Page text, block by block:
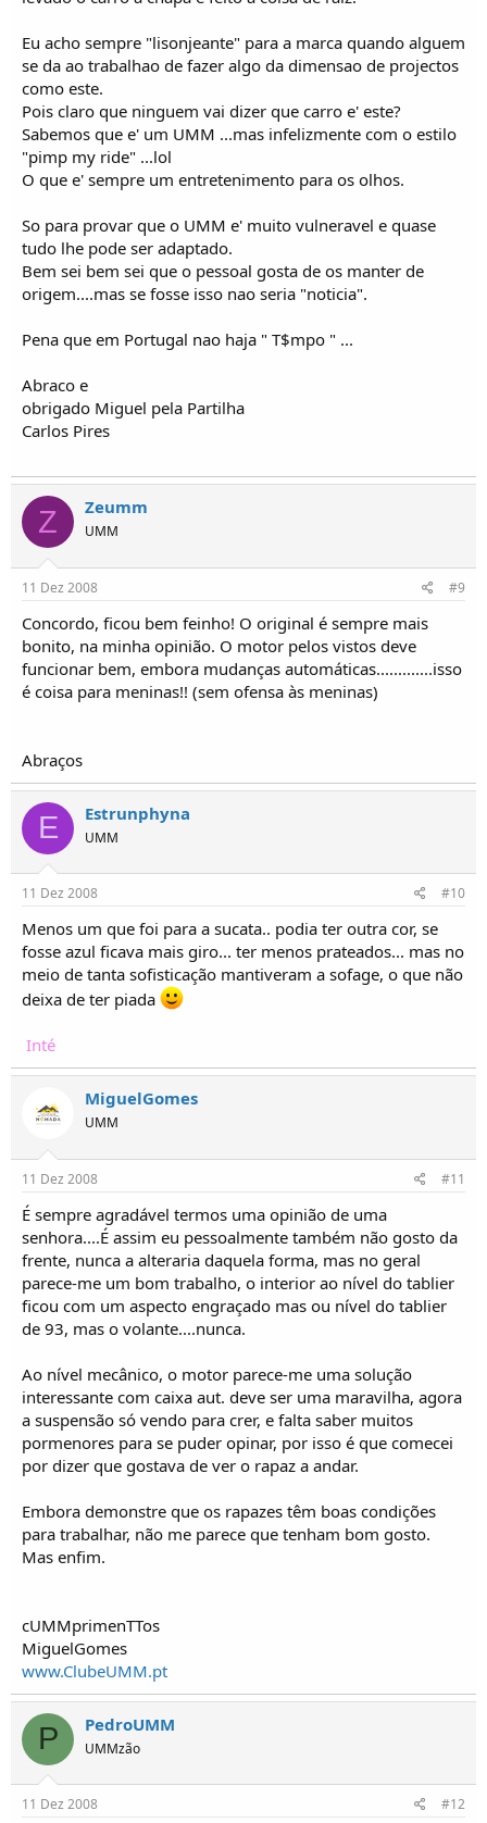
Eu acho sempre "lisonjeante" para a marca quando alguem
se da ao trabalhao de fazer algo da dimensao de projectos
como este.
Pois claro que ninguem vai dizer que carro e' este?
Sabemos que e' um UMM ...mas infelizmente com o estilo
"pimp my ride" ...lol
O que e' sempre um entretenimento para os olhos.
So para provar que o UMM e' muito vulneravel e quase
tudo lhe pode ser adaptado.
Bem sei bem sei que o pessoal gosta de os manter de
origem....mas se fosse isso nao seria "noticia".
Pena que em Portugal nao haja " T$mpo " ...
Abraco e
obrigado Miguel pela Partilha
Carlos Pires
Z Zeumm
UMM
11 Dez 2008 #9
Concordo, ficou bem feinho! O original é sempre mais
bonito, na minha opinião. O motor pelos vistos deve
funcionar bem, embora mudanças automáticas.............isso
é coisa para meninas!! (sem ofensa às meninas)
Abraços
E Estrunphyna
UMM
11 Dez 2008 #10
Menos um que foi para a sucata.. podia ter outra cor, se
fosse azul ficava mais giro... ter menos prateados... mas no
meio de tanta sofisticação mantiveram a sofage, o que não
deixa de ter piada
Inté
MiguelGomes
UMM
11 Dez 2008 #11
É sempre agradável termos uma opinião de uma
senhora....É assim eu pessoalmente também não gosto da
frente, nunca a alteraria daquela forma, mas no geral
parece-me um bom trabalho, o interior ao nível do tablier
ficou com um aspecto engraçado mas ou nível do tablier
de 93, mas o volante....nunca.
Ao nível mecânico, o motor parece-me uma solução
interessante com caixa aut. deve ser uma maravilha, agora
a suspensão só vendo para crer, e falta saber muitos
pormenores para se puder opinar, por isso é que comecei
por dizer que gostava de ver o rapaz a andar.
Embora demonstre que os rapazes têm boas condições
para trabalhar, não me parece que tenham bom gosto.
Mas enfim.
cUMMprimenTTos
MiguelGomes
www.ClubeUMM.pt
P PedroUMM
UMMzão
11 Dez 2008 #12